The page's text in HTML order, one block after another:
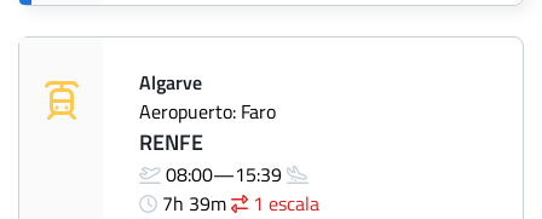
Algarve
Aeropuerto: Faro
RENFE
08:00—15:39
7h 39m
1 escala